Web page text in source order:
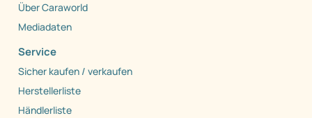
Über Caraworld
Mediadaten
Service
Sicher kaufen / verkaufen
Herstellerliste
Händlerliste